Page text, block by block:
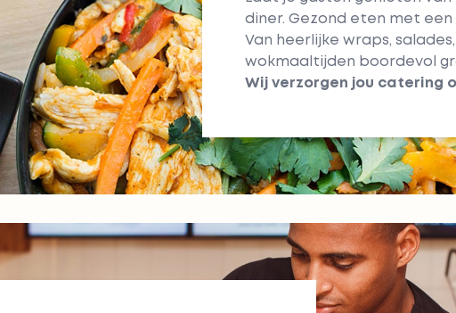
diner. Gezond eten met
Van heerlijke wraps,
wokmaaltijden boordevol
Wij verzorgen jou catering